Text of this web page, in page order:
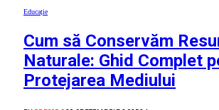
Educație
Cum să Conservăm
Naturale: Ghid Complet
Protejarea Mediului